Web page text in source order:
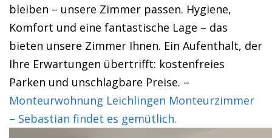
bleiben – unsere Zimmer passen. Hygiene,
Komfort und eine fantastische Lage – das
bieten unsere Zimmer Ihnen. Ein Aufenthalt, der
Ihre Erwartungen übertrifft: kostenfreies
Parken und unschlagbare Preise. –
Monteurwohnung Leichlingen Monteurzimmer
– Sebastian findet es gemütlich.